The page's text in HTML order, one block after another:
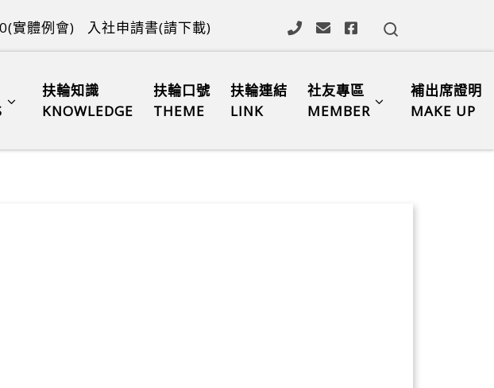
實體例會) 入社申請書(請下載)
扶輪知識
KNOWLEDGE
扶輪口號
THEME
扶輪連結
LINK
社友專區
MEMBER
補出席證明
MAKE UP